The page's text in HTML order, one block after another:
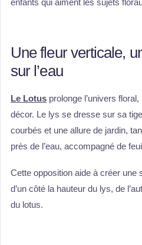
enfants qui aiment les sujets
Une fleur verticale,
sur l’eau
Le Lotus prolonge l’univers
décor. Le lys se dresse sur sa
courbés et une allure de jardin,
près de l’eau, accompagné de
Cette opposition aide à créer une
d’un côté la hauteur du lys, de
du lotus.